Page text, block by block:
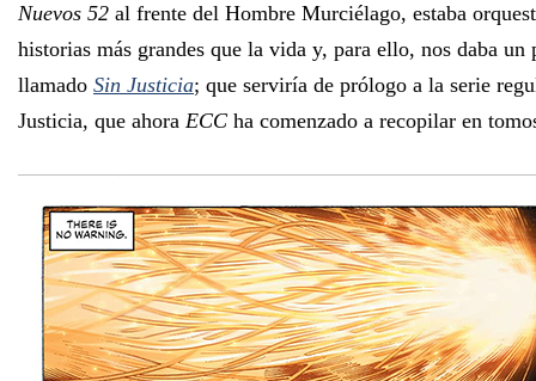
Nuevos 52 al frente del Hombre Murciélago, estaba
historias más grandes que la vida y, para ello, nos daba un
llamado Sin Justicia; que serviría de prólogo a la serie
Justicia, que ahora ECC ha comenzado a recopilar en